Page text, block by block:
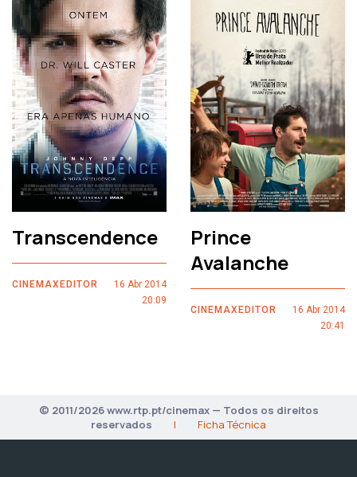
Transcendence
CINEMAXEDITOR
16 Abr 2014
20:09
Prince
Avalanche
CINEMAXEDITOR
16 Abr 2014
20:41
© 2011/2026 www.rtp.pt/cinemax — Todos os direitos
reservados
| Ficha Técnica